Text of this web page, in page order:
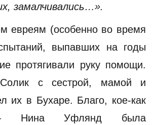
замалчивались…».
евреям (особенно во время
выпавших на годы
протягивали руку помощи.
с сестрой, мамой и
их в Бухаре. Благо, кое-как
Нина Уфлянд была